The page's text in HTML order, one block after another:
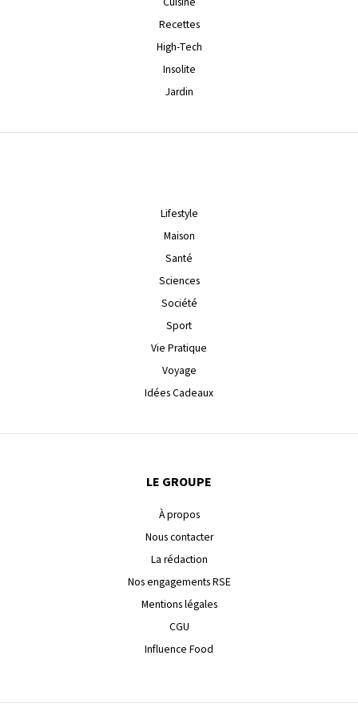
Recettes
High-Tech
Insolite
Jardin
Lifestyle
Maison
Santé
Sciences
Société
Sport
Vie Pratique
Voyage
Idées Cadeaux
LE GROUPE
À propos
Nous contacter
La rédaction
Nos engagements RSE
Mentions légales
CGU
Influence Food